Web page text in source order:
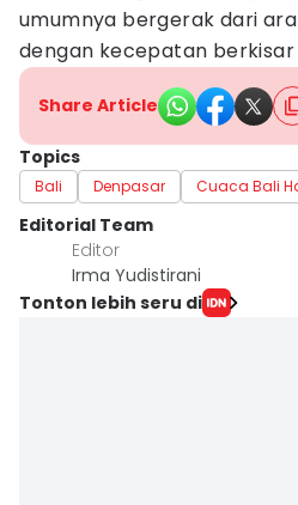
umumnya bergerak dari
dengan kecepatan
Share Article
Topics
Bali Denpasar Cuaca Bali
Editorial Team
Editor
Irma Yudistirani
Tonton lebih seru di